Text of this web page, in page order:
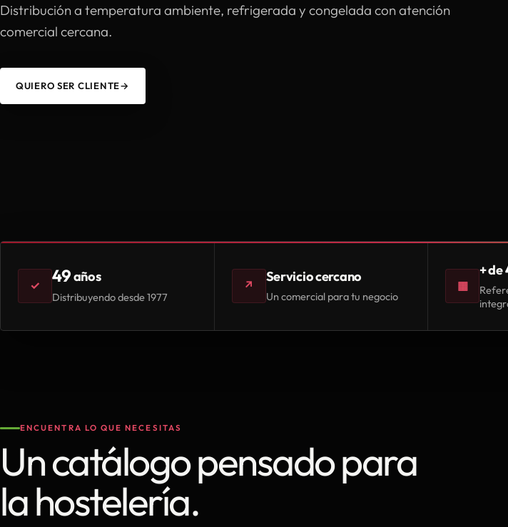
Distribución a temperatura ambiente, refrigerada y congelada con atención
comercial cercana.
QUIERO SER CLIENTE→
✓ 49años
Distribuyendo desde 1977
↗
Servicio cercano
Un comercial para tu negocio
▦
+ de
ENCUENTRA LO QUE NECESITAS
Un catálogo pensado para
la hostelería.